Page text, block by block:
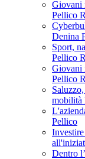
Giovani
Pellico
Denina
Sport,
Pellico
Giovani
Pellico
mobilità
Pellico
Dentro